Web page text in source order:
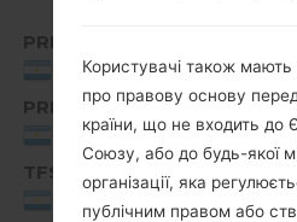
PRN
Argentina
PRN
Argentina
TFS
Argentina
Користувачі також мають
про правову основу
країни, що не входить до
Союзу, або до будь-якої
організації, яка
публічним правом або